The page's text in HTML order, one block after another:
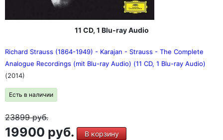
11 CD, 1 Blu-ray Audio
Richard Strauss (1864-1949) - Karajan - Strauss - The Complete
Analogue Recordings (mit Blu-ray Audio) (11 CD, 1 Blu-ray Audio)
(2014)
Есть в наличии
23899руб.
19900 руб. В корзину